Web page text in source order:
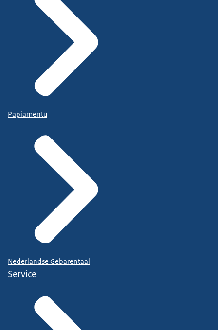
Papiamentu
Nederlandse Gebarentaal
Service